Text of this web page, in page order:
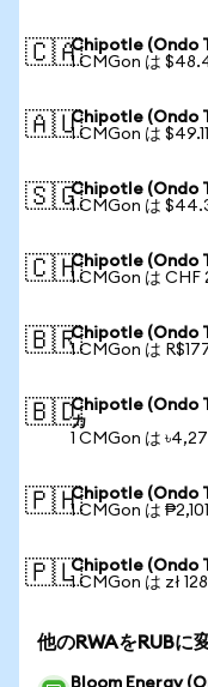
🇨🇦Chipotle (Ondo
1 CMGon は
🇦🇺Chipotle (Ondo
1 CMGon は
🇸🇬Chipotle (Ondo
1 CMGon は
🇨🇭Chipotle (Ondo
1 CMGon は CHF
🇧🇷Chipotle (Ondo
1 CMGon は
🇧🇩Chipotle (Ondo
カ
1 CMGon は
🇵🇭Chipotle (Ondo
1 CMGon は
🇵🇱Chipotle (Ondo
1 CMGon は zł
他のRWAをRUBに
Bloom Energy